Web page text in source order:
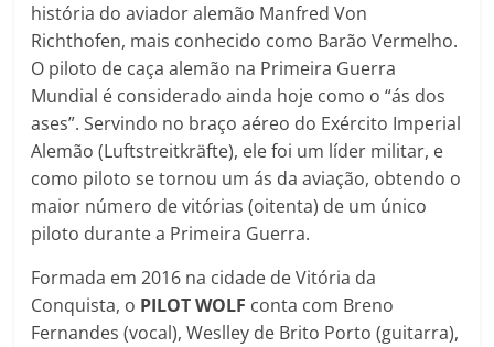
história do aviador alemão Manfred Von
Richthofen, mais conhecido como Barão Vermelho.
O piloto de caça alemão na Primeira Guerra
Mundial é considerado ainda hoje como o “ás dos
ases”. Servindo no braço aéreo do Exército Imperial
Alemão (Luftstreitkräfte), ele foi um líder militar, e
como piloto se tornou um ás da aviação, obtendo o
maior número de vitórias (oitenta) de um único
piloto durante a Primeira Guerra.
Formada em 2016 na cidade de Vitória da
Conquista, o PILOT WOLF conta com Breno
Fernandes (vocal), Weslley de Brito Porto (guitarra),